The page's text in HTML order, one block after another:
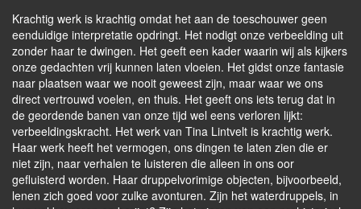
Krachtig werk is krachtig omdat het aan de toeschouwer geen
eenduidige interpretatie opdringt. Het nodigt onze verbeelding uit
zonder haar te dwingen. Het geeft een kader waarin wij als kijkers
onze gedachten vrij kunnen laten vloeien. Het gidst onze fantasie
naar plaatsen waar we nooit geweest zijn, maar waar we ons
direct vertrouwd voelen, en thuis. Het geeft ons iets terug dat in
de geordende banen van onze tijd wel eens verloren lijkt:
verbeeldings­kracht. Het werk van Tina Lintvelt is krachtig werk.
Haar werk heeft het vermogen, ons dingen te laten zien die er
niet zijn, naar verhalen te luisteren die alleen in ons oor
gefluisterd worden. Haar druppelvorimige objecten, bijvoorbeeld,
lenen zich goed voor zulke avonturen. Zijn het waterdruppels, in